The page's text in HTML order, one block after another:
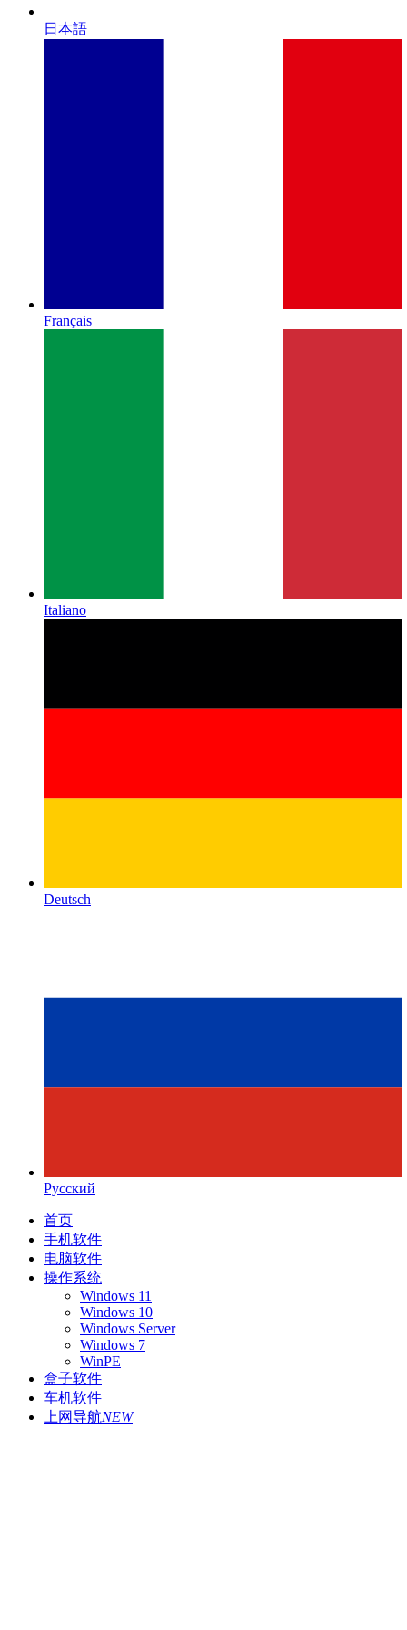
日本語
Français
Italiano
Deutsch
Русский
首页
手机软件
电脑软件
操作系统
Windows 11
Windows 10
Windows Server
Windows 7
WinPE
盒子软件
车机软件
上网导航NEW